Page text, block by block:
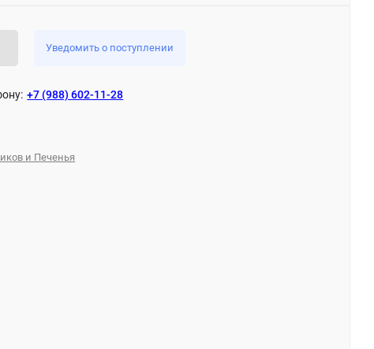
Уведомить о поступлении
+7 (988) 602-11-28
и Печенья